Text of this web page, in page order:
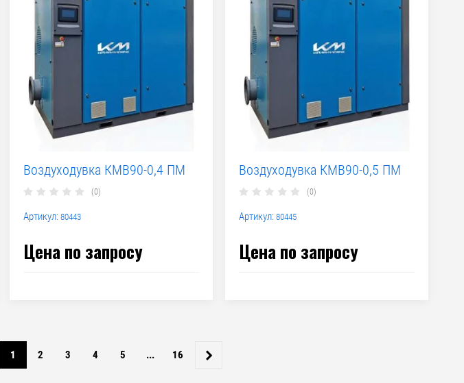
Воздуходувка КМВ90-0,4 ПМ
(0)
Артикул:80443
Цена по запросу
Воздуходувка КМВ90-0,5 ПМ
(0)
Артикул: 80445
Цена по запросу
1 2 3 4 5 ... 16